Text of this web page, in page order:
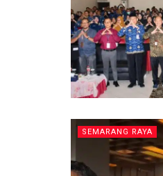
SEMARANG RAYA